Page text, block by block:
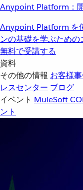
Anypoint Platform：
Anypoint Platform を
ンの基礎を学ぶための
無料で受講する
資料
その他の情報 お客様
レスセンター ブログ
イベント MuleSoft
ント